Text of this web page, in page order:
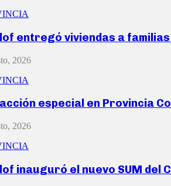
entregó viviendas a
2026
especial en Provincia
2026
inauguró el nuevo SUM